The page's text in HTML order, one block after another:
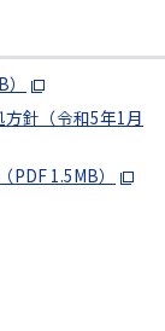
針（令和5年1月
1.5MB）